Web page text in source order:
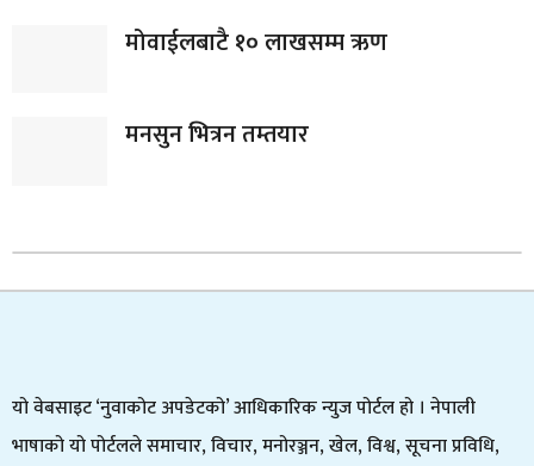
मोवाईलबाटै १० लाखसम्म ऋण
मनसुन भित्रन तम्तयार
यो वेबसाइट ‘नुवाकोट अपडेटको’ आधिकारिक न्युज पोर्टल हो । नेपाली
भाषाको यो पोर्टलले समाचार, विचार, मनोरञ्जन, खेल, विश्व, सूचना प्रविधि,